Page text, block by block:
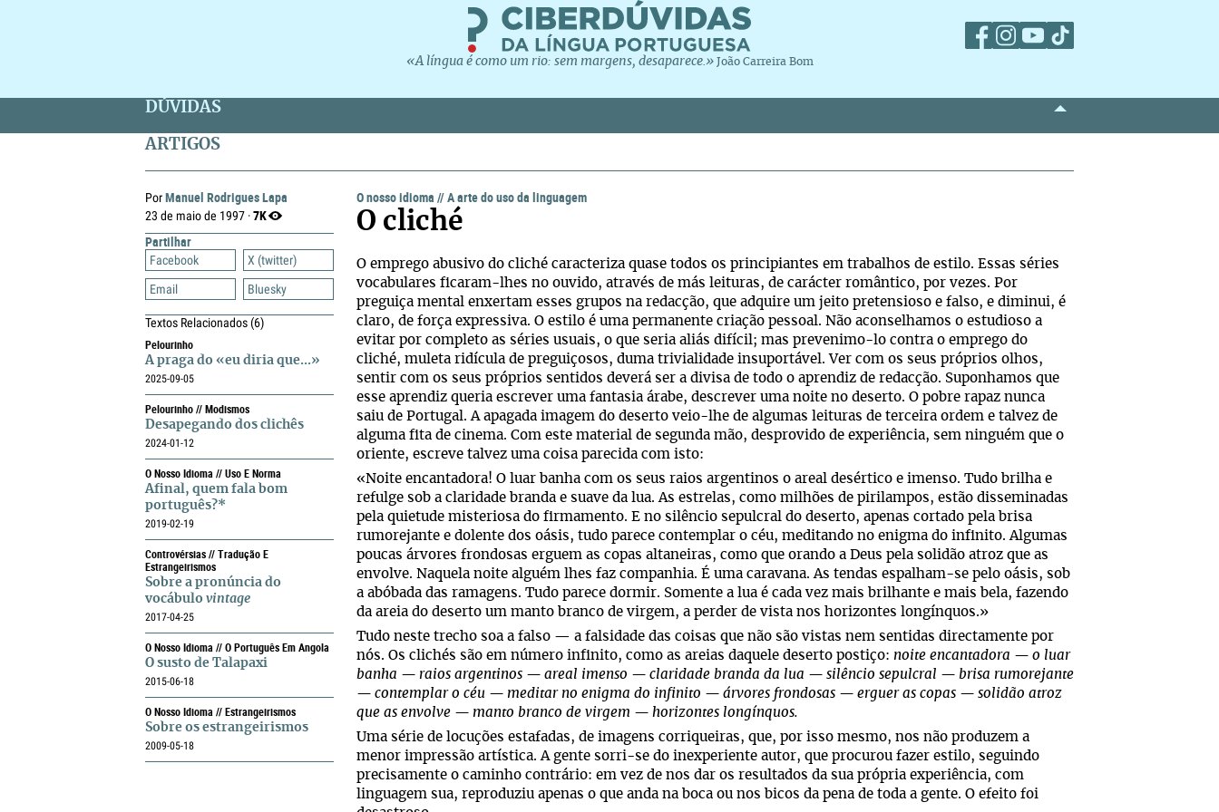
«A língua é como um rio: sem margens, desaparece.» João Carreira Bom
DÚVIDAS
ARTIGOS
PorManuel Rodrigues Lapa
23 de maio de 1997 ·7K
Partilhar
Facebook
X (twitter)
Email
Bluesky
Textos Relacionados(6)
Pelourinho
A praga do «eu diria que...»
2025-09-05
Pelourinho // Modismos
Desapegando dos clichês
2024-01-12
O Nosso Idioma // Uso E Norma
Afinal, quem fala bom
português?*
2019-02-19
Controvérsias // Tradução E
Estrangeirismos
Sobre a pronúncia do
vocábulo vintage
2017-04-25
O Nosso Idioma // O Português Em Angola
O susto de Talapaxi
2015-06-18
O Nosso Idioma // Estrangeirismos
Sobre os estrangeirismos
2009-05-18
O nosso idioma //A arte do uso da linguagem
O cliché
O emprego abusivo do cliché caracteriza quase todos os principiantes em trabalhos de estilo. Essas séries
vocabulares ficaram-lhes no ouvido, através de más leituras, de carácter romântico, por vezes. Por
preguiça mental enxertam esses grupos na redacção, que adquire um jeito pretensioso e falso, e diminui, é
claro, de força expressiva. O estilo é uma permanente criação pessoal. Não aconselhamos o estudioso a
evitar por completo as séries usuais, o que seria aliás difícil; mas prevenimo-lo contra o emprego do
cliché, muleta ridícula de preguiçosos, duma trivialidade insuportável. Ver com os seus próprios olhos,
sentir com os seus próprios sentidos deverá ser a divisa de todo o aprendiz de redacção. Suponhamos que
esse aprendiz queria escrever uma fantasia árabe, descrever uma noite no deserto. O pobre rapaz nunca
saiu de Portugal. A apagada imagem do deserto veio-lhe de algumas leituras de terceira ordem e talvez de
alguma fita de cinema. Com este material de segunda mão, desprovido de experiência, sem ninguém que o
oriente, escreve talvez uma coisa parecida com isto:
«Noite encantadora! O luar banha com os seus raios argentinos o areal desértico e imenso. Tudo brilha e
refulge sob a claridade branda e suave da lua. As estrelas, como milhões de pirilampos, estão disseminadas
pela quietude misteriosa do firmamento. E no silêncio sepulcral do deserto, apenas cortado pela brisa
rumorejante e dolente dos oásis, tudo parece contemplar o céu, meditando no enigma do infinito. Algumas
poucas árvores frondosas erguem as copas altaneiras, como que orando a Deus pela solidão atroz que as
envolve. Naquela noite alguém lhes faz companhia. É uma caravana. As tendas espalham-se pelo oásis, sob
a abóbada das ramagens. Tudo parece dormir. Somente a lua é cada vez mais brilhante e mais bela, fazendo
da areia do deserto um manto branco de virgem, a perder de vista nos horizontes longínquos.»
Tudo neste trecho soa a falso — a falsidade das coisas que não são vistas nem sentidas directamente por
nós. Os clichés são em número infinito, como as areias daquele deserto postiço: noite encantadora — o luar
banha — raios argentinos — areal imenso — claridade branda da lua — silêncio sepulcral — brisa rumorejante
— contemplar o céu — meditar no enigma do infinito — árvores frondosas — erguer as copas — solidão atroz
que as envolve — manto branco de virgem — horizontes longínquos.
Uma série de locuções estafadas, de imagens corriqueiras, que, por isso mesmo, nos não produzem a
menor impressão artística. A gente sorri-se do inexperiente autor, que procurou fazer estilo, seguindo
precisamente o caminho contrário: em vez de nos dar os resultados da sua própria experiência, com
linguagem sua, reproduziu apenas o que anda na boca ou nos bicos da pena de toda a gente. O efeito foi